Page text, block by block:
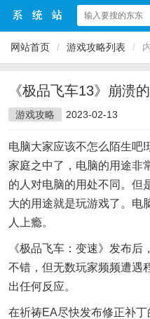
网站首页 / 游戏攻略列表 /
《极品飞车13》崩溃
游戏攻略 2023-02-13
电脑大家应该不怎么陌生吧
家庭之中了，电脑的用途非
的人对电脑的用处不同。但
大的用途就是玩游戏了。电
人上瘾。
《极品飞车：变速》发布
不错，但无数玩家频频遭遇
出任何反应。
在祈祷EA尽快发布修正补